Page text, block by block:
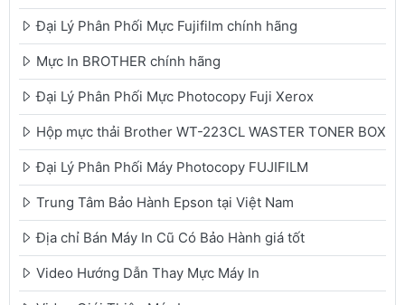
Đại Lý Phân Phối Mực Fujifilm chính hãng
Mực In BROTHER chính hãng
Đại Lý Phân Phối Mực Photocopy Fuji Xerox
Hộp mực thải Brother WT-223CL WASTER TONER BOX
Đại Lý Phân Phối Máy Photocopy FUJIFILM
Trung Tâm Bảo Hành Epson tại Việt Nam
Địa chỉ Bán Máy In Cũ Có Bảo Hành giá tốt
Video Hướng Dẫn Thay Mực Máy In